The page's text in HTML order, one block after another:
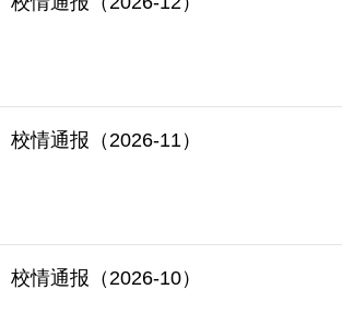
校情通报（2026-11）
校情通报（2026-10）